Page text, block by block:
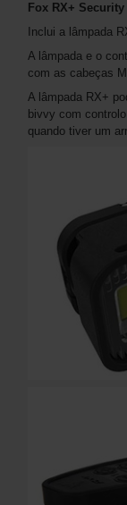
Fox RX+
Inclui a lâmpada
A lâmpada e o
com as cabeças
A lâmpada RX+
bivvy com
quando tiver um